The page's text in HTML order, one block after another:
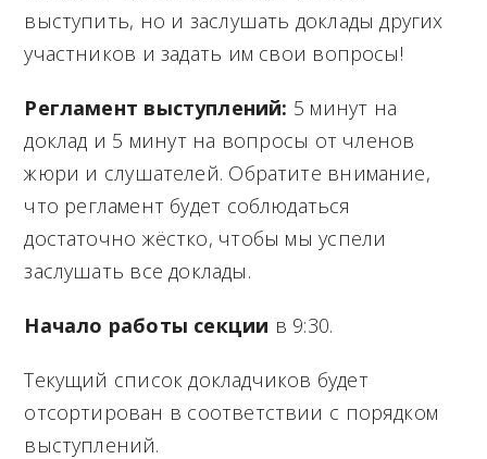
выступить, но и заслушать доклады других
участников и задать им свои вопросы!
Регламент выступлений: 5 минут на
доклад и 5 минут на вопросы от членов
жюри и слушателей. Обратите внимание,
что регламент будет соблюдаться
достаточно жёстко, чтобы мы успели
заслушать все доклады.
Начало работы секции в 9:30.
Текущий список докладчиков будет
отсортирован в соответствии с порядком
выступлений.